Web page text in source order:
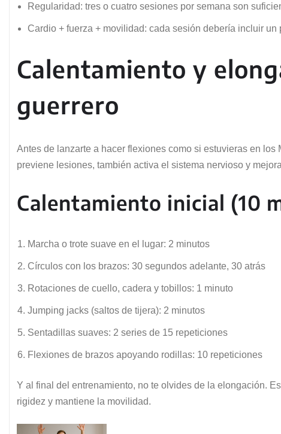
Regularidad: tres o cuatro sesiones por semana son
Cardio + fuerza + movilidad: cada sesión debería incluir un
Calentamiento y
guerrero
Antes de lanzarte a hacer flexiones como si estuvieras en
previene lesiones, también activa el sistema nervioso y
Calentamiento inicial (10
Marcha o trote suave en el lugar: 2 minutos
Círculos con los brazos: 30 segundos adelante, 30 atrás
Rotaciones de cuello, cadera y tobillos: 1 minuto
Jumping jacks (saltos de tijera): 2 minutos
Sentadillas suaves: 2 series de 15 repeticiones
Flexiones de brazos apoyando rodillas: 10 repeticiones
Y al final del entrenamiento, no te olvides de la elongación.
rigidez y mantiene la movilidad.